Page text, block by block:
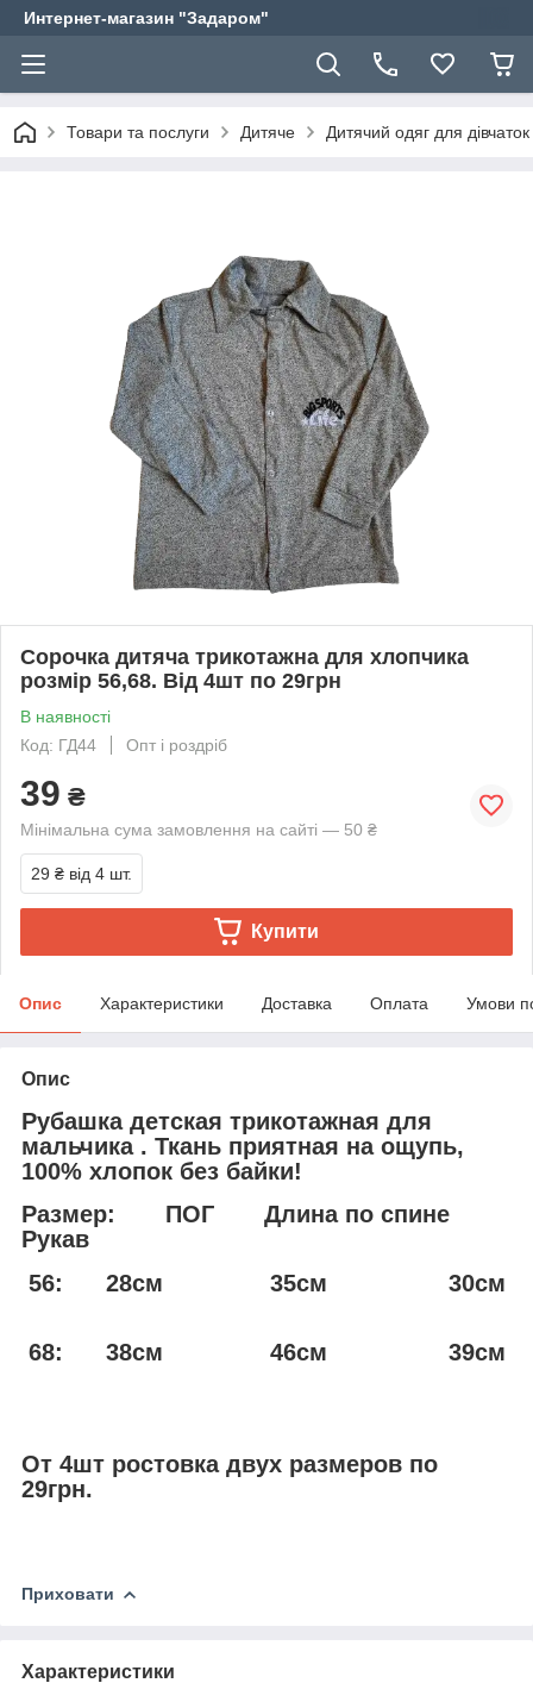
Интернет-магазин "Задаром"
Товари та послуги Дитяче Дитячий одяг для
Сорочка дитяча трикотажна для хлопчика
розмір 56,68. Від 4шт по 29грн
В наявності
Код: ГД44
Опт і роздріб
39 ₴
Мінімальна сума замовлення на сайті — 50 ₴
29 ₴ від 4 шт.
Купити
Опис Характеристики Доставка Оплата Умови
Опис
Рубашка детская трикотажная для
мальчика . Ткань приятная на ощупь,
100% хлопок без байки!
Размер: ПОГ Длина по спине
Рукав
56: 28см 35см 30см
68: 38см 46см 39см
От 4шт ростовка двух размеров по
29грн.
Приховати
Характеристики